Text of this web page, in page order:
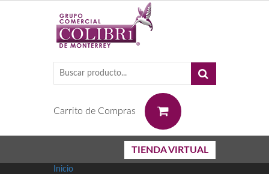
Carrito de Compras
TIENDA VIRTUAL
Inicio